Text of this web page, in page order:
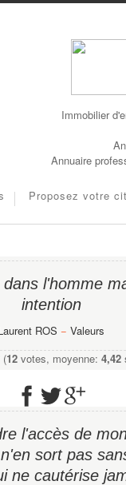
Immobilier
Annuaire
Proposez votre
l'homme
intention
ROS − Valeurs
(12votes, moyenne: 4,42
l'accès de
sort pas
ne cautérise